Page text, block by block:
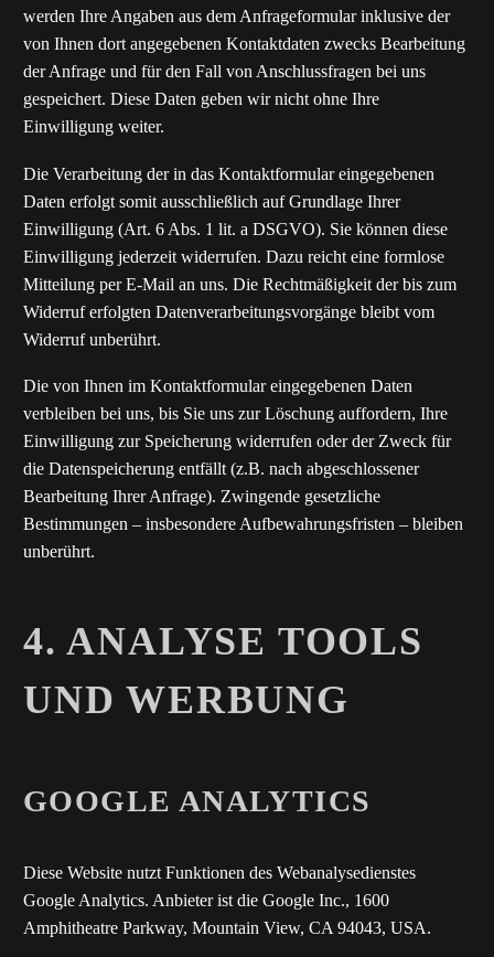
werden Ihre Angaben aus dem Anfrageformular inklusive der
von Ihnen dort angegebenen Kontaktdaten zwecks Bearbeitung
der Anfrage und für den Fall von Anschlussfragen bei uns
gespeichert. Diese Daten geben wir nicht ohne Ihre
Einwilligung weiter.
Die Verarbeitung der in das Kontaktformular eingegebenen
Daten erfolgt somit ausschließlich auf Grundlage Ihrer
Einwilligung (Art. 6 Abs. 1 lit. a DSGVO). Sie können diese
Einwilligung jederzeit widerrufen. Dazu reicht eine formlose
Mitteilung per E-Mail an uns. Die Rechtmäßigkeit der bis zum
Widerruf erfolgten Datenverarbeitungsvorgänge bleibt vom
Widerruf unberührt.
Die von Ihnen im Kontaktformular eingegebenen Daten
verbleiben bei uns, bis Sie uns zur Löschung auffordern, Ihre
Einwilligung zur Speicherung widerrufen oder der Zweck für
die Datenspeicherung entfällt (z.B. nach abgeschlossener
Bearbeitung Ihrer Anfrage). Zwingende gesetzliche
Bestimmungen – insbesondere Aufbewahrungsfristen – bleiben
unberührt.
4. ANALYSE TOOLS
UND WERBUNG
GOOGLE ANALYTICS
Diese Website nutzt Funktionen des Webanalysedienstes
Google Analytics. Anbieter ist die Google Inc., 1600
Amphitheatre Parkway, Mountain View, CA 94043, USA.